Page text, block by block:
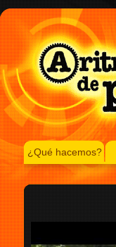
¿Qué hacemos?